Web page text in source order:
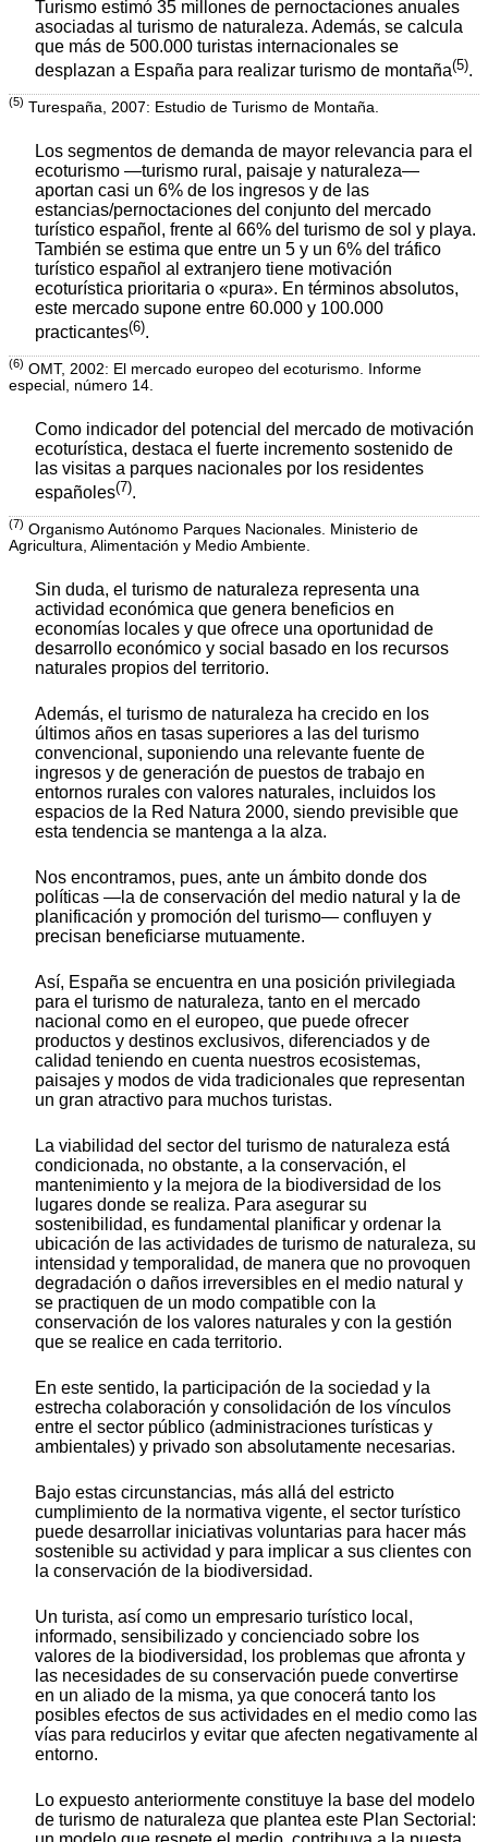
Turismo estimó 35 millones de pernoctaciones anuales
asociadas al turismo de naturaleza. Además, se calcula
que más de 500.000 turistas internacionales se
desplazan a España para realizar turismo de montaña(5).
(5) Turespaña, 2007: Estudio de Turismo de Montaña.
Los segmentos de demanda de mayor relevancia para el
ecoturismo —turismo rural, paisaje y naturaleza—
aportan casi un 6% de los ingresos y de las
estancias/pernoctaciones del conjunto del mercado
turístico español, frente al 66% del turismo de sol y playa.
También se estima que entre un 5 y un 6% del tráfico
turístico español al extranjero tiene motivación
ecoturística prioritaria o «pura». En términos absolutos,
este mercado supone entre 60.000 y 100.000
practicantes(6).
(6) OMT, 2002: El mercado europeo del ecoturismo. Informe
especial, número 14.
Como indicador del potencial del mercado de motivación
ecoturística, destaca el fuerte incremento sostenido de
las visitas a parques nacionales por los residentes
españoles(7).
(7) Organismo Autónomo Parques Nacionales. Ministerio de
Agricultura, Alimentación y Medio Ambiente.
Sin duda, el turismo de naturaleza representa una
actividad económica que genera beneficios en
economías locales y que ofrece una oportunidad de
desarrollo económico y social basado en los recursos
naturales propios del territorio.
Además, el turismo de naturaleza ha crecido en los
últimos años en tasas superiores a las del turismo
convencional, suponiendo una relevante fuente de
ingresos y de generación de puestos de trabajo en
entornos rurales con valores naturales, incluidos los
espacios de la Red Natura 2000, siendo previsible que
esta tendencia se mantenga a la alza.
Nos encontramos, pues, ante un ámbito donde dos
políticas —la de conservación del medio natural y la de
planificación y promoción del turismo— confluyen y
precisan beneficiarse mutuamente.
Así, España se encuentra en una posición privilegiada
para el turismo de naturaleza, tanto en el mercado
nacional como en el europeo, que puede ofrecer
productos y destinos exclusivos, diferenciados y de
calidad teniendo en cuenta nuestros ecosistemas,
paisajes y modos de vida tradicionales que representan
un gran atractivo para muchos turistas.
La viabilidad del sector del turismo de naturaleza está
condicionada, no obstante, a la conservación, el
mantenimiento y la mejora de la biodiversidad de los
lugares donde se realiza. Para asegurar su
sostenibilidad, es fundamental planificar y ordenar la
ubicación de las actividades de turismo de naturaleza, su
intensidad y temporalidad, de manera que no provoquen
degradación o daños irreversibles en el medio natural y
se practiquen de un modo compatible con la
conservación de los valores naturales y con la gestión
que se realice en cada territorio.
En este sentido, la participación de la sociedad y la
estrecha colaboración y consolidación de los vínculos
entre el sector público (administraciones turísticas y
ambientales) y privado son absolutamente necesarias.
Bajo estas circunstancias, más allá del estricto
cumplimiento de la normativa vigente, el sector turístico
puede desarrollar iniciativas voluntarias para hacer más
sostenible su actividad y para implicar a sus clientes con
la conservación de la biodiversidad.
Un turista, así como un empresario turístico local,
informado, sensibilizado y concienciado sobre los
valores de la biodiversidad, los problemas que afronta y
las necesidades de su conservación puede convertirse
en un aliado de la misma, ya que conocerá tanto los
posibles efectos de sus actividades en el medio como las
vías para reducirlos y evitar que afecten negativamente al
entorno.
Lo expuesto anteriormente constituye la base del modelo
de turismo de naturaleza que plantea este Plan Sectorial: